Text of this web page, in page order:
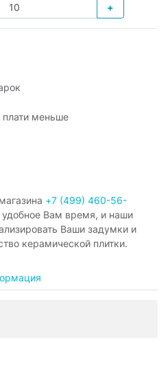
+
меньше
+7 (499) 460-56-
удобное Вам время, и наши
Ваши задумки и
керамической плитки.